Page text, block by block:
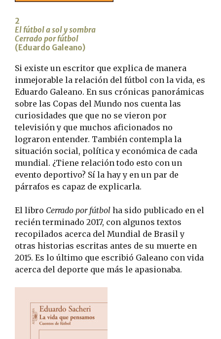
2
El fútbol a sol y sombra
Cerrado por fútbol
(Eduardo Galeano)
Si existe un escritor que explica de manera
inmejorable la relación del fútbol con la vida, es
Eduardo Galeano. En sus crónicas panorámicas
sobre las Copas del Mundo nos cuenta las
curiosidades que que no se vieron por
televisión y que muchos aficionados no
lograron entender. También contempla la
situación social, política y económica de cada
mundial. ¿Tiene relación todo esto con un
evento deportivo? Sí la hay y en un par de
párrafos es capaz de explicarla.
El libro Cerrado por fútbol ha sido publicado en el
recién terminado 2017, con algunos textos
recopilados acerca del Mundial de Brasil y
otras historias escritas antes de su muerte en
2015. Es lo último que escribió Galeano con vida
acerca del deporte que más le apasionaba.